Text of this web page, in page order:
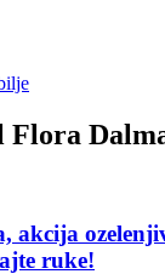
Flora
akcija
ruke!